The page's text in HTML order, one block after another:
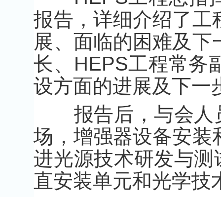
报告，详细介绍了工
展、面临的困难及
长、HEPS工程常务
设方面的进展及下一
报告后，与会人
场，增强器设备安装
进光源技术研发与
直安装单元和光学技